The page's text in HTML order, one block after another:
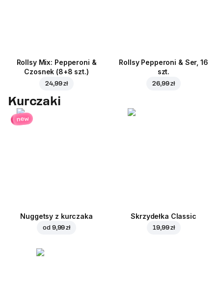
Rollsy Mix: Pepperoni &
Czosnek (8+8 szt.)
24,99 zł
Rollsy Pepperoni & Ser, 16
szt.
26,99 zł
Kurczaki
new
Nuggetsy z kurczaka
od 9,99 zł
Skrzydełka Classic
19,99 zł